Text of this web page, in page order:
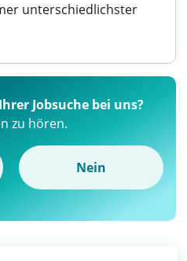
unterschiedlichster
Jobsuche bei uns?
zu hören.
Nein